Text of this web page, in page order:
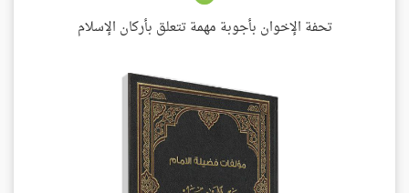
تحفة الإخوان بأجوبة مهمة تتعلق بأركان الإسلام